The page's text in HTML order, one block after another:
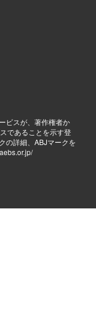
ビスが、著作権者か
であることを示す登
の詳細、ABJマークを